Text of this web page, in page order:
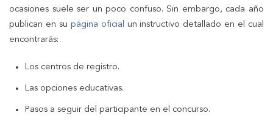
ocasiones suele ser un poco confuso. Sin embargo, cada año
publican en su página oficial un instructivo detallado en el cual
encontrarás:
Los centros de registro.
Las opciones educativas.
Pasos a seguir del participante en el concurso.